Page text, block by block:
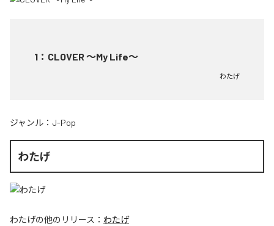
1 ： CLOVER ～My Life～
わたげ
ジャンル： J-Pop
わたげ
わたげの他のリリース： わたげ